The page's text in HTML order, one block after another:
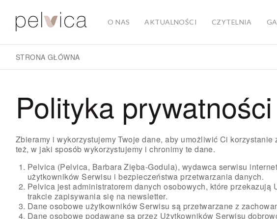
O NAS AKTUALNOŚCI CZYTELNIA
STRONA GŁÓWNA
Polityka prywatności
Zbieramy i wykorzystujemy Twoje dane, aby umożliwić Ci
też, w jaki sposób wykorzystujemy i chronimy te dane.
Pelvica (Pelvica, Barbara Zięba-Godula), wydawca serwisu
użytkowników Serwisu i bezpieczeństwa przetwarzania danych.
Pelvica jest administratorem danych osobowych, które
trakcie zapisywania się na newsletter.
Dane osobowe użytkowników Serwisu są przetwarzane z
Dane osobowe podawane są przez Użytkowników Serwisu